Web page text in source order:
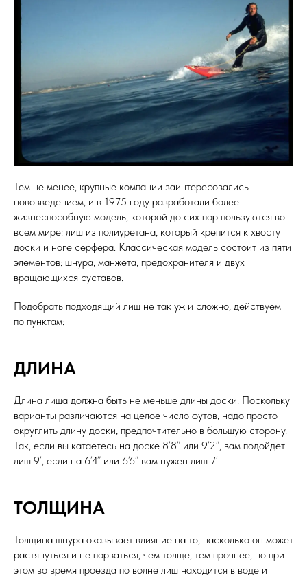
Тем не менее, крупные компании заинтересовались
нововведением, и в 1975 году разработали более
жизнеспособную модель, которой до сих пор пользуются во
всем мире: лиш из полиуретана, который крепится к хвосту
доски и ноге серфера. Классическая модель состоит из пяти
элементов: шнура, манжета, предохранителя и двух
вращающихся суставов.
Подобрать подходящий лиш не так уж и сложно, действуем
по пунктам:
ДЛИНА
Длина лиша должна быть не меньше длины доски. Поскольку
варианты различаются на целое число футов, надо просто
округлить длину доски, предпочтительно в большую сторону.
Так, если вы катаетесь на доске 8’8” или 9’2”, вам подойдет
лиш 9’, если на 6’4” или 6’6” вам нужен лиш 7’.
ТОЛЩИНА
Толщина шнура оказывает влияние на то, насколько он может
растянуться и не порваться, чем толще, тем прочнее, но при
этом во время проезда по волне лиш находится в воде и